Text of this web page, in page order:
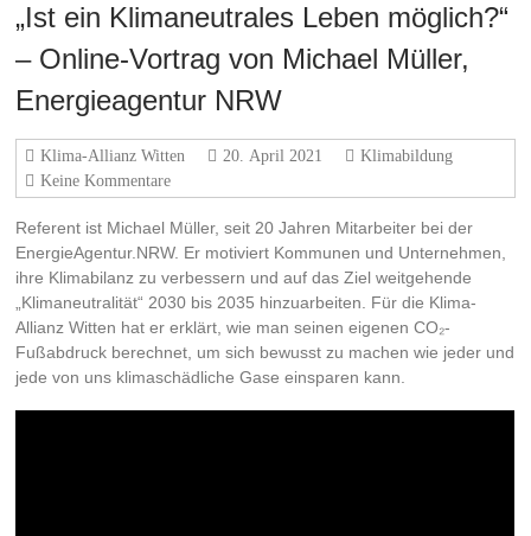
„Ist ein Klimaneutrales Leben möglich?“
– Online-Vortrag von Michael Müller,
Energieagentur NRW
Klima-Allianz Witten 20. April 2021
Klimabildung
Keine Kommentare
Referent ist Michael Müller, seit 20 Jahren Mitarbeiter bei der
EnergieAgentur.NRW. Er motiviert Kommunen und Unternehmen,
ihre Klimabilanz zu verbessern und auf das Ziel weitgehende
„Klimaneutralität“ 2030 bis 2035 hinzuarbeiten. Für die Klima-
Allianz Witten hat er erklärt, wie man seinen eigenen CO₂-
Fußabdruck berechnet, um sich bewusst zu machen wie jeder und
jede von uns klimaschädliche Gase einsparen kann.